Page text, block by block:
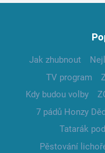
Jak zhubnout
TV program
Kdy budou volby
7 pádů Honzy
Tatarák
Pěstování